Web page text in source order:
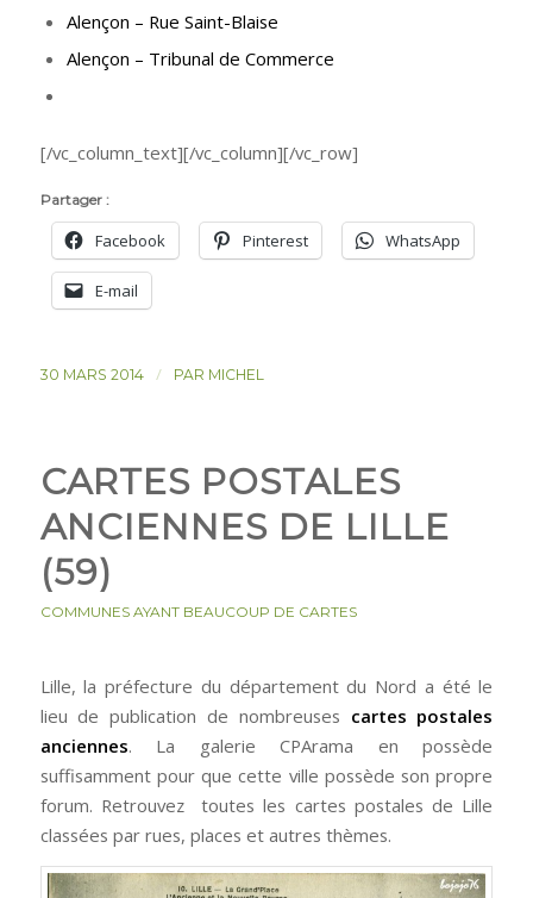
Alençon – Rue Saint-Blaise
Alençon – Tribunal de Commerce
[/vc_column_text][/vc_column][/vc_row]
Partager :
Facebook Pinterest WhatsApp
E-mail
30 MARS 2014 / PAR MICHEL
CARTES POSTALES
ANCIENNES DE LILLE
(59)
COMMUNES AYANT BEAUCOUP DE CARTES
Lille, la préfecture du département du Nord a été le
lieu de publication de nombreuses cartes postales
anciennes. La galerie CPArama en possède
suffisamment pour que cette ville possède son propre
forum. Retrouvez toutes les cartes postales de Lille
classées par rues, places et autres thèmes.